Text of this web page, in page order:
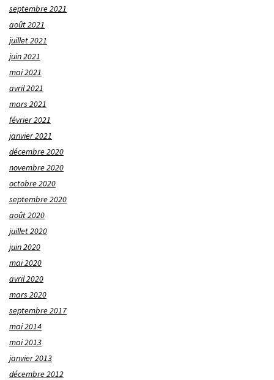
septembre 2021
août 2021
juillet 2021
juin 2021
mai 2021
avril 2021
mars 2021
février 2021
janvier 2021
décembre 2020
novembre 2020
octobre 2020
septembre 2020
août 2020
juillet 2020
juin 2020
mai 2020
avril 2020
mars 2020
septembre 2017
mai 2014
mai 2013
janvier 2013
décembre 2012